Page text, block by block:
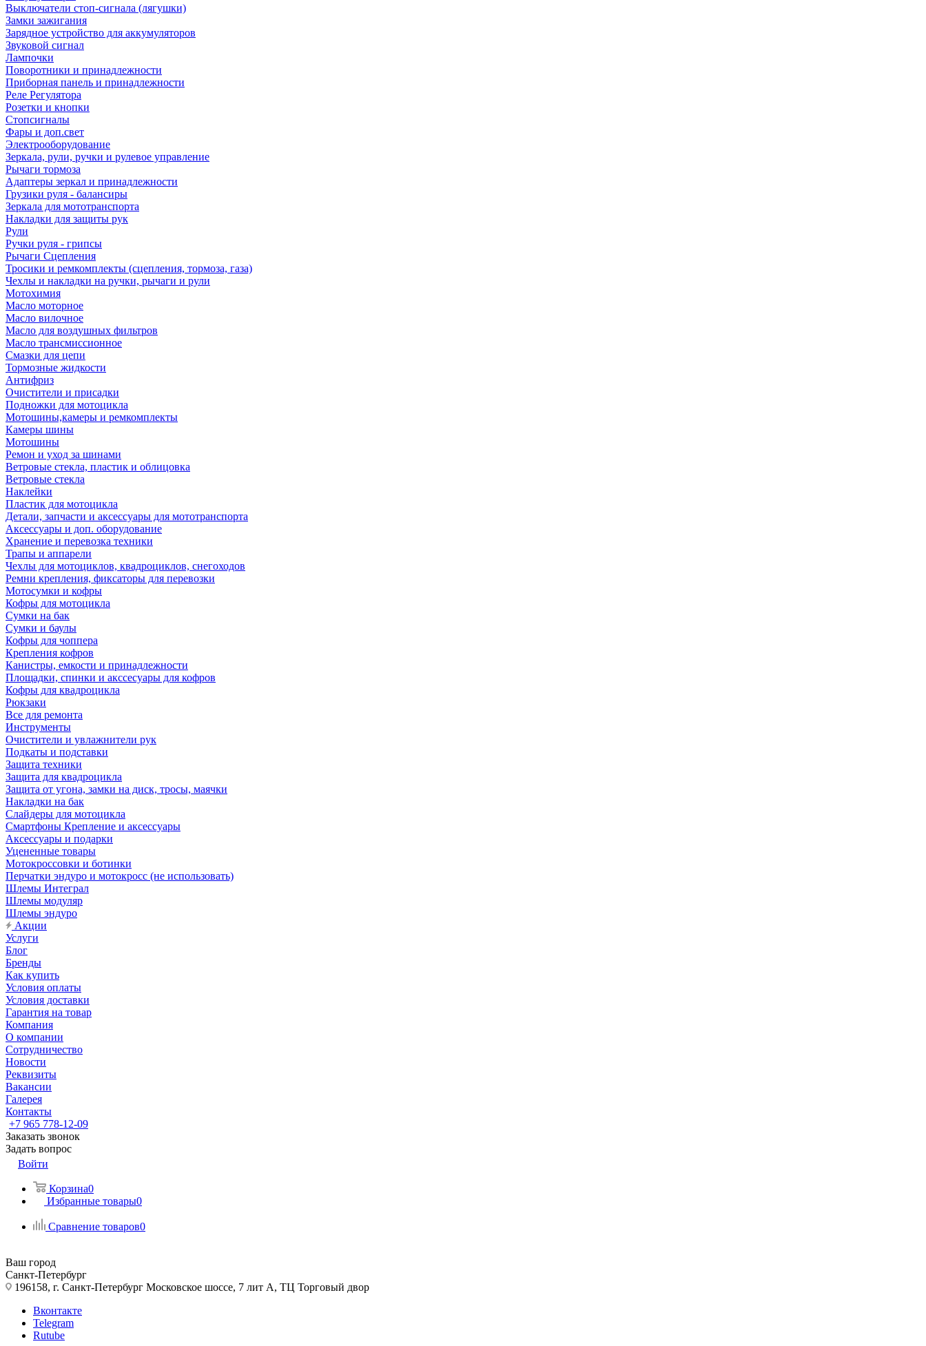
Выключатели стоп-сигнала (лягушки)
Замки зажигания
Зарядное устройство для аккумуляторов
Звуковой сигнал
Лампочки
Поворотники и принадлежности
Приборная панель и принадлежности
Реле Регулятора
Розетки и кнопки
Стопсигналы
Фары и доп.свет
Электрооборудование
Зеркала, рули, ручки и рулевое управление
Рычаги тормоза
Адаптеры зеркал и принадлежности
Грузики руля - балансиры
Зеркала для мототранспорта
Накладки для защиты рук
Рули
Ручки руля - грипсы
Рычаги Сцепления
Тросики и ремкомплекты (сцепления, тормоза, газа)
Чехлы и накладки на ручки, рычаги и рули
Мотохимия
Масло моторное
Масло вилочное
Масло для воздушных фильтров
Масло трансмиссионное
Смазки для цепи
Тормозные жидкости
Антифриз
Очистители и присадки
Подножки для мотоцикла
Мотошины,камеры и ремкомплекты
Камеры шины
Мотошины
Ремон и уход за шинами
Ветровые стекла, пластик и облицовка
Ветровые стекла
Наклейки
Пластик для мотоцикла
Детали, запчасти и аксессуары для мототранспорта
Аксессуары и доп. оборудование
Хранение и перевозка техники
Трапы и аппарели
Чехлы для мотоциклов, квадроциклов, снегоходов
Ремни крепления, фиксаторы для перевозки
Мотосумки и кофры
Кофры для мотоцикла
Сумки на бак
Сумки и баулы
Кофры для чоппера
Крепления кофров
Канистры, емкости и принадлежности
Площадки, спинки и акссесуары для кофров
Кофры для квадроцикла
Рюкзаки
Все для ремонта
Инструменты
Очистители и увлажнители рук
Подкаты и подставки
Защита техники
Защита для квадроцикла
Защита от угона, замки на диск, тросы, маячки
Накладки на бак
Слайдеры для мотоцикла
Смартфоны Крепление и аксессуары
Аксессуары и подарки
Уцененные товары
Мотокроссовки и ботинки
Перчатки эндуро и мотокросс (не использовать)
Шлемы Интеграл
Шлемы модуляр
Шлемы эндуро
Акции
Услуги
Блог
Бренды
Как купить
Условия оплаты
Условия доставки
Гарантия на товар
Компания
О компании
Сотрудничество
Новости
Реквизиты
Вакансии
Галерея
Контакты
+7 965 778-12-09
Заказать звонок
Задать вопрос
Войти
Корзина0
Избранные товары0
Сравнение товаров0
Ваш город
Санкт-Петербург
196158, г. Санкт-Петербург Московское шоссе, 7 лит А, ТЦ Торговый двор
Вконтакте
Telegram
Rutube